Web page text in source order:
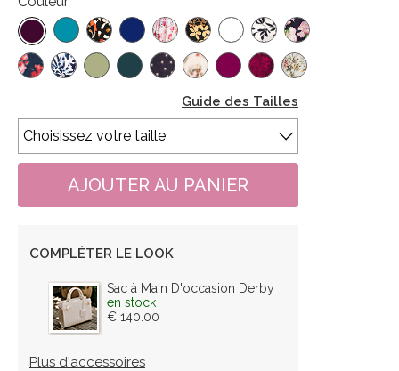
Guide des Tailles
COMPLÉTER LE LOOK
Sac à Main D'occasion Derby
en stock
€ 140.00
Plus d'accessoires